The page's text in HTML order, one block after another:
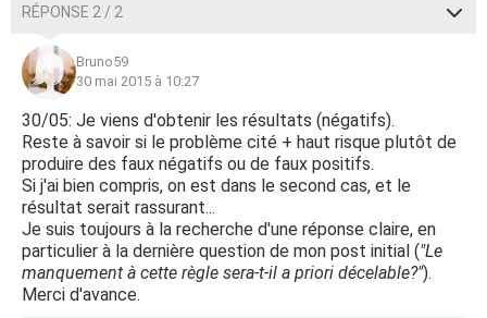
RÉPONSE 2 / 2
Bruno59
30 mai 2015 à 10:27
30/05: Je viens d'obtenir les résultats (négatifs).
Reste à savoir si le problème cité + haut risque plutôt de
produire des faux négatifs ou de faux positifs.
Si j'ai bien compris, on est dans le second cas, et le
résultat serait rassurant...
Je suis toujours à la recherche d'une réponse claire, en
particulier à la dernière question de mon post initial ("Le
manquement à cette règle sera-t-il a priori décelable?").
Merci d'avance.